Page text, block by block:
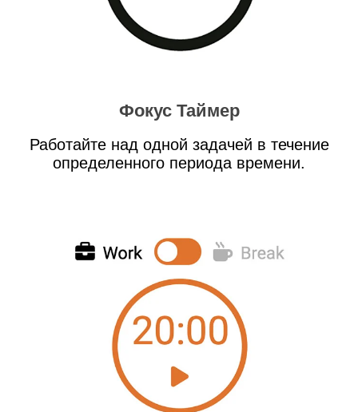
Фокус Таймер
Работайте над одной задачей в течение
определенного периода времени.